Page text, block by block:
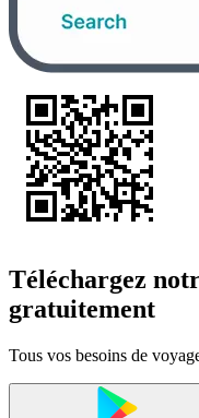
Téléchargez
gratuitement
Tous vos besoins de